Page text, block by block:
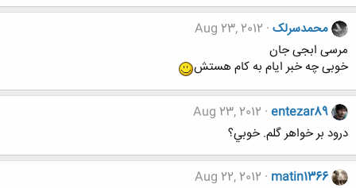
محمدسرلک Aug 23, 2012
مرسی ابجی جان
خوبی چه خبر ایام به کام هستش
entezar89
Aug 23, 2012
درود بر خواهر گلم. خوبي؟
matin1366
Aug 22, 2012